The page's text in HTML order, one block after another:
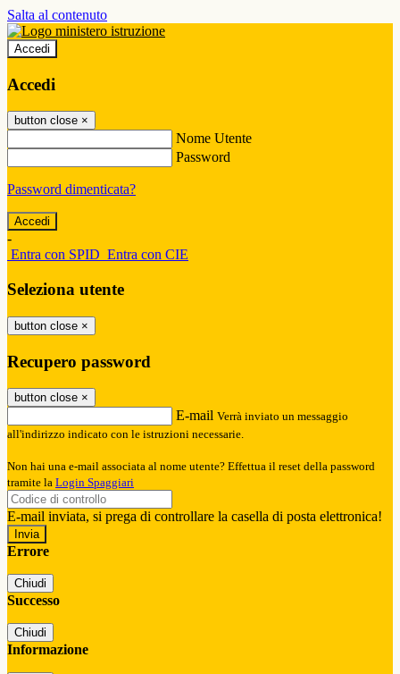
Salta al contenuto
Accedi
Accedi
button close ×
Nome Utente
Password
Password dimenticata?
-
Entra con SPID Entra con CIE
Seleziona utente
button close ×
Recupero password
button close ×
E-mail Verrà inviato un messaggio
all'indirizzo indicato con le istruzioni necessarie.
Non hai una e-mail associata al nome utente? Effettua il reset della password
tramite la Login Spaggiari
E-mail inviata, si prega di controllare la casella di posta elettronica!
Errore
Chiudi
Successo
Chiudi
Informazione